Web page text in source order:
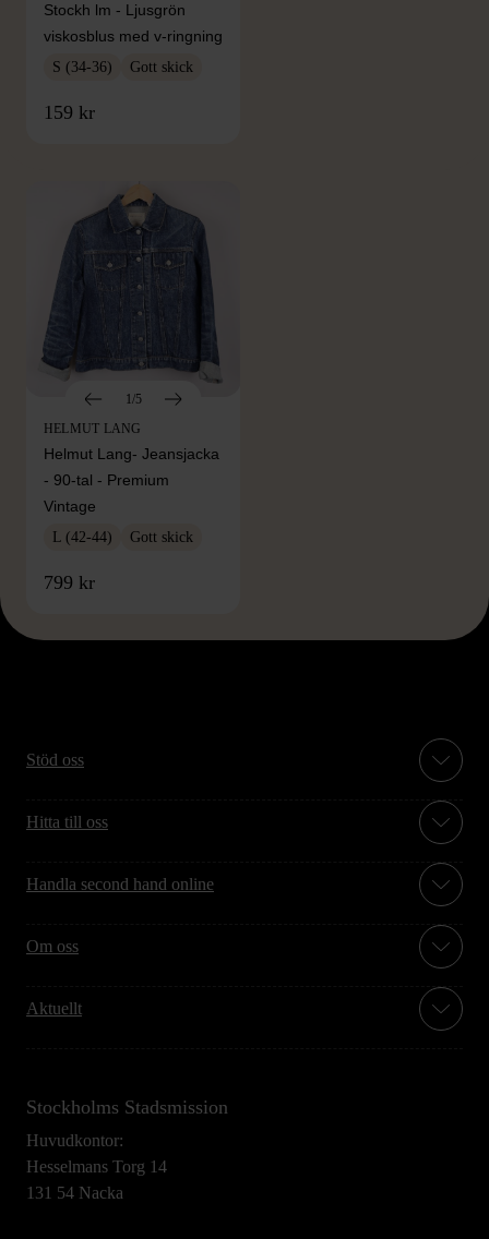
Stockh lm - Ljusgrön
viskosblus med v-ringning
S (34-36) Gott skick
159 kr
FRÅN SAMMA VARUMÄRKE
1/5
HELMUT LANG
Helmut Lang- Jeansjacka
- 90-tal - Premium
Vintage
L (42-44) Gott skick
799 kr
Stöd oss
Hitta till oss
Handla second hand online
Om oss
Aktuellt
Stockholms Stadsmission
Huvudkontor:
Hesselmans Torg 14
131 54 Nacka